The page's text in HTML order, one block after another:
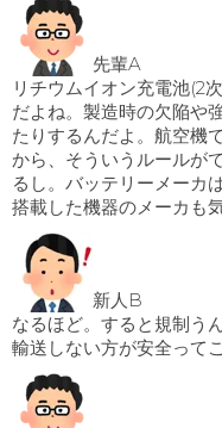
先輩A
リチウムイオン充電池(2
だよね。製造時の欠陥や
たりするんだよ。航空機
から、そういうルールが
るし。バッテリーメーカ
搭載した機器のメーカも
新人B
なるほど。すると規制う
輸送しない方が安全って